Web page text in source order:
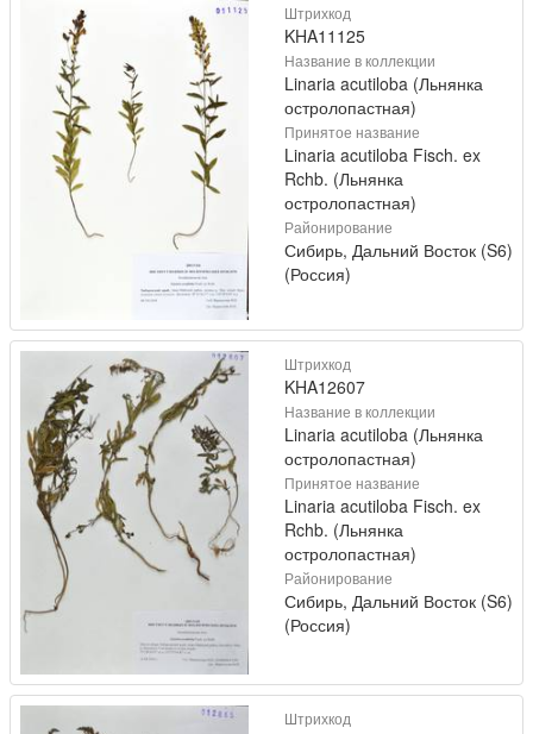
Штрихкод
KHA11125
Название в коллекции
Linaria acutiloba (Льнянка
остролопастная)
Принятое название
Linaria acutiloba Fisch. ex
Rchb. (Льнянка
остролопастная)
Районирование
Сибирь, Дальний Восток (S6)
(Россия)
Штрихкод
KHA12607
Название в коллекции
Linaria acutiloba (Льнянка
остролопастная)
Принятое название
Linaria acutiloba Fisch. ex
Rchb. (Льнянка
остролопастная)
Районирование
Сибирь, Дальний Восток (S6)
(Россия)
Штрихкод